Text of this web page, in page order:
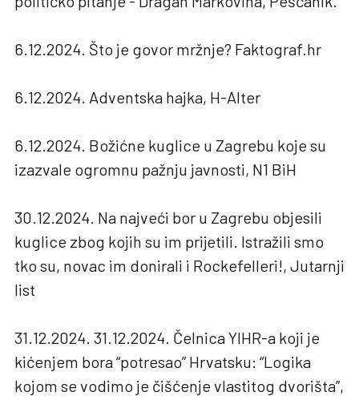
6.12.2024. Što je govor mržnje? Faktograf.hr
6.12.2024. Adventska hajka, H-Alter
6.12.2024. Božićne kuglice u Zagrebu koje su
izazvale ogromnu pažnju javnosti, N1 BiH
30.12.2024. Na najveći bor u Zagrebu objesili
kuglice zbog kojih su im prijetili. Istražili smo
tko su, novac im donirali i Rockefelleri!, Jutarnji
list
31.12.2024. 31.12.2024. Čelnica YIHR-a koji je
kićenjem bora “potresao” Hrvatsku: “Logika
kojom se vodimo je čišćenje vlastitog dvorišta”,